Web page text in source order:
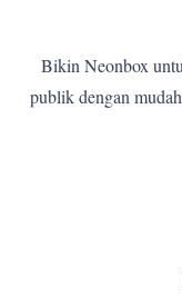
Bikin Neonbox
publik dengan